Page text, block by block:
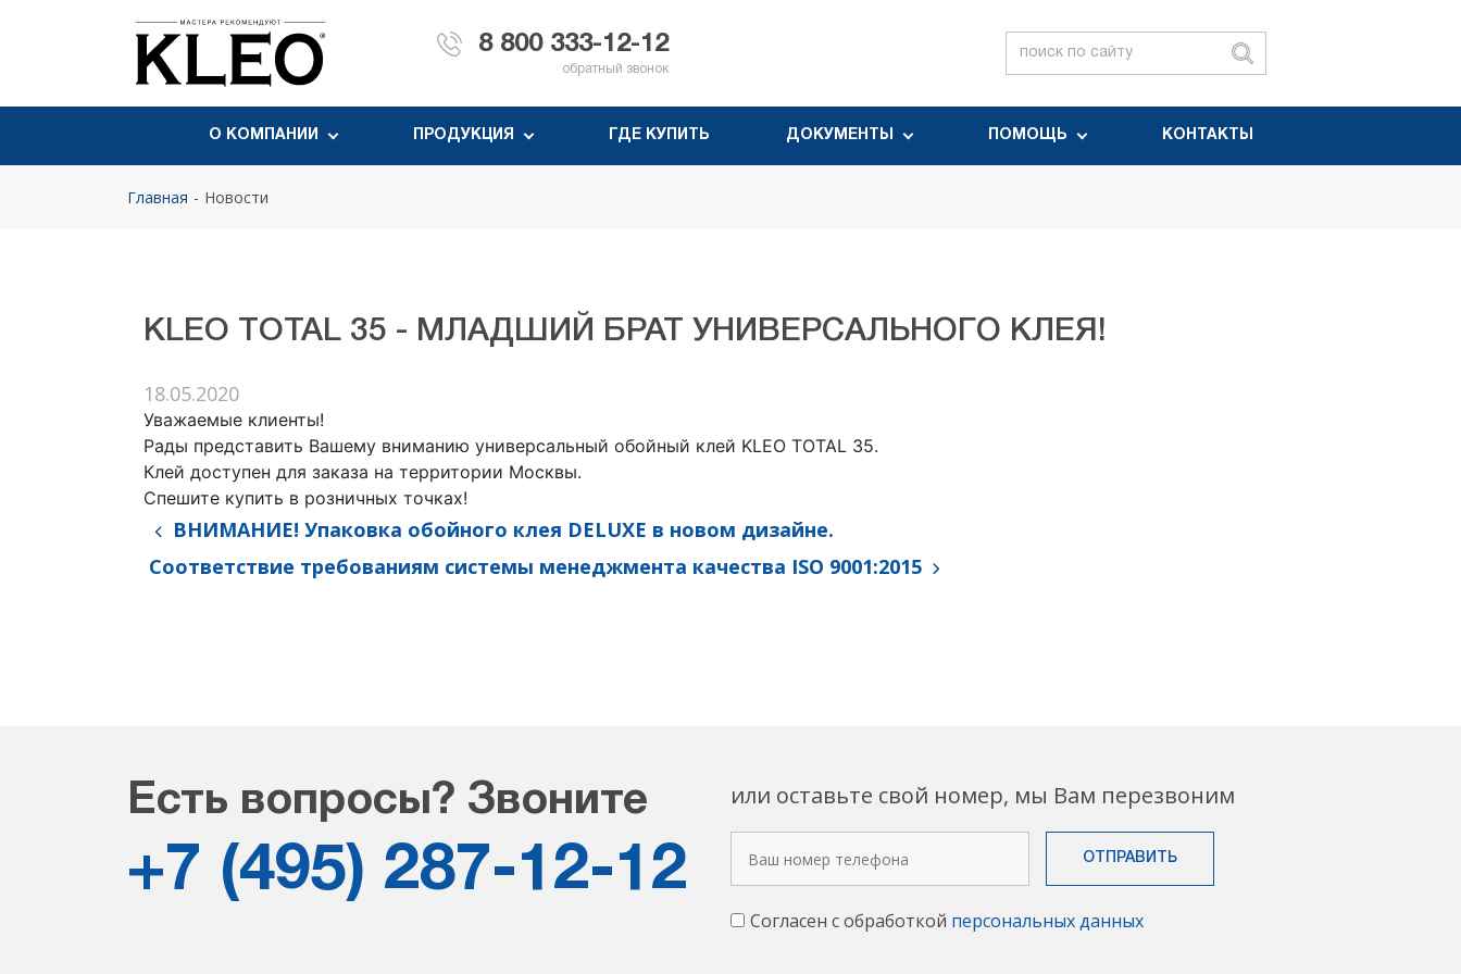
8 800 333-12-12
обратный звонок
О КОМПАНИИ ПРОДУКЦИЯ ГДЕ КУПИТЬ ДОКУМЕНТЫ ПОМОЩЬ КОНТАКТЫ
Главная Новости
KLEO TOTAL 35 - МЛАДШИЙ БРАТ УНИВЕРСАЛЬНОГО КЛЕЯ!
18.05.2020
Уважаемые клиенты!
Рады представить Вашему вниманию универсальный обойный клей KLEO TOTAL 35.
Клей доступен для заказа на территории Москвы.
Спешите купить в розничных точках!
ВНИМАНИЕ! Упаковка обойного клея DELUXE в новом дизайне.
Соответствие требованиям системы менеджмента качества ISO 9001:2015
Есть вопросы? Звоните
+7 (495) 287-12-12
или оставьте свой номер, мы Вам перезвоним
Согласен с обработкой персональных данных